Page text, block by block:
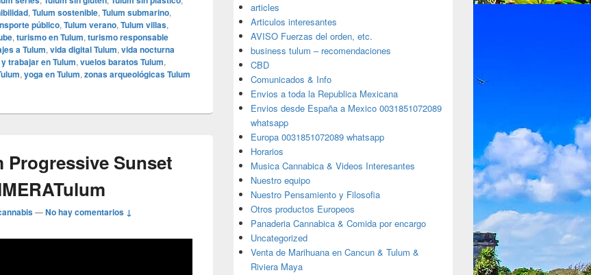
, Tulum sostenible, Tulum submarino,
público, Tulum verano, Tulum villas,
, turismo en Tulum, turismo responsable
a Tulum, vida digital Tulum, vida nocturna
trabajar en Tulum, vuelos baratos Tulum,
, yoga en Tulum, zonas arqueológicas Tulum
Progressive Sunset
—No hay comentarios ↓
articles
Articulos interesantes
AVISO Fuerzas del orden, etc.
business tulum – recomendaciones
CBD
Comunicados & Info
Envios a toda la Republica Mexicana
Envios desde España a Mexico 0031851072089
whatsapp
Europa 0031851072089 whatsapp
Horarios
Musica Cannabica & Videos Interesantes
Nuestro equipo
Nuestro Pensamiento y Filosofia
Otros productos Europeos
Panaderia Cannabica & Comida por encargo
Uncategorized
Venta de Marihuana en Cancun & Tulum &
Riviera Maya